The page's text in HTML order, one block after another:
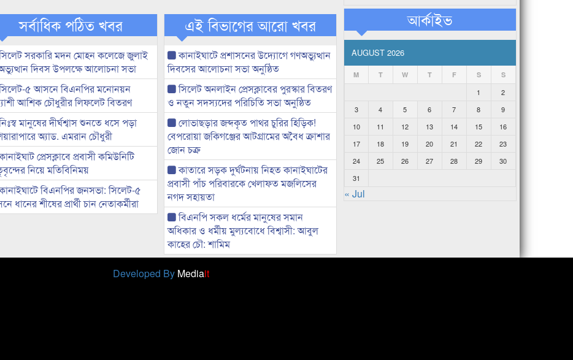
সর্বাধিক পঠিত খবর
সরকারি মদন মোহন কলেজে জুলাই
দিবস উপলক্ষে আলোচনা সভা
৫ আসনে বিএনপির মনোনয়ন
আশিক চৌধুরীর লিফলেট বিতরণ
মানুষের দীর্ঘশ্বাস শুনতে ধসে পড়া
অ্যাড. এমরান চৌধুরী
প্রেসক্লাবে প্রবাসী কমিউনিটি
নিয়ে মতিবিনিময়
বিএনপির জনসভা: সিলেট-৫
ধানের শীষের প্রার্থী চান নেতাকর্মীরা
এই বিভাগের আরো খবর
কানাইঘাটে প্রশাসনের উদ্যোগে গণঅভ্যুত্থান
দিবসের আলোচনা সভা অনুষ্ঠিত
সিলেট অনলাইন প্রেসক্লাবের পুরস্কার বিতরণ
ও নতুন সদস্যদের পরিচিতি সভা অনুষ্ঠিত
লোভাছড়ার জব্দকৃত পাথর চুরির হিড়িক!
বেপরোয়া জকিগঞ্জের আটগ্রামের অবৈধ ক্রাশার
জোন চক্র
কাতারে সড়ক দুর্ঘটনায় নিহত কানাইঘাটের
প্রবাসী পাঁচ পরিবারকে খেলাফত মজলিসের
নগদ সহায়তা
বিএনপি সকল ধর্মের মানুষের সমান
অধিকার ও ধর্মীয় মুল্যবোধে বিশ্বাসী: আবুল
কাহের চৌ: শামিম
আর্কাইভ
AUGUST 2026
M T W T F S S
1
2
3
4 5 6 7 8
9
10
11 12 13 14 15
16
17
18 19 20 21 22
23
24
25 26 27 28 29
30
31
« Jul
Developed By Mediait